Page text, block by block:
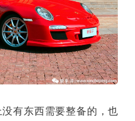
有东西需要整备的，也